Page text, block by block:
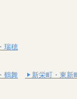
瑞穂
鶴舞 新栄町・東新